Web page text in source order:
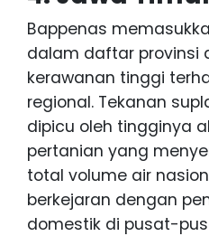
Bappenas
dalam daftar provinsi
kerawanan tinggi
regional. Tekanan
dipicu oleh tingginya
pertanian yang
total volume air
berkejaran dengan
domestik di pusat-